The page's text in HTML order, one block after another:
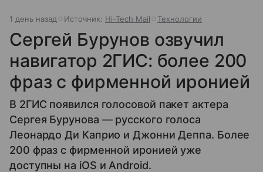
1 день назад Источник: Hi-Tech Mail Технологии
Сергей Бурунов озвучил
навигатор 2ГИС: более 200
фраз с фирменной иронией
В 2ГИС появился голосовой пакет актера
Сергея Бурунова — русского голоса
Леонардо Ди Каприо и Джонни Деппа. Более
200 фраз с фирменной иронией уже
доступны на iOS и Android.